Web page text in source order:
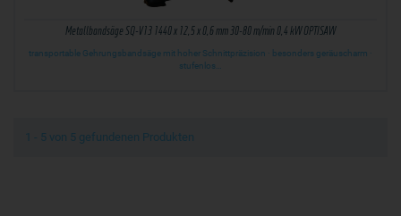
Metallbandsäge SQ-V13 1440 x 12,5 x 0,6 mm 30-80 m/min 0,4 kW OPTISAW
transportable Gehrungsbandsäge mit hoher Schnittpräzision · besonders geräuscharm ·
stufenlos…
1 - 5 von 5 gefundenen Produkten